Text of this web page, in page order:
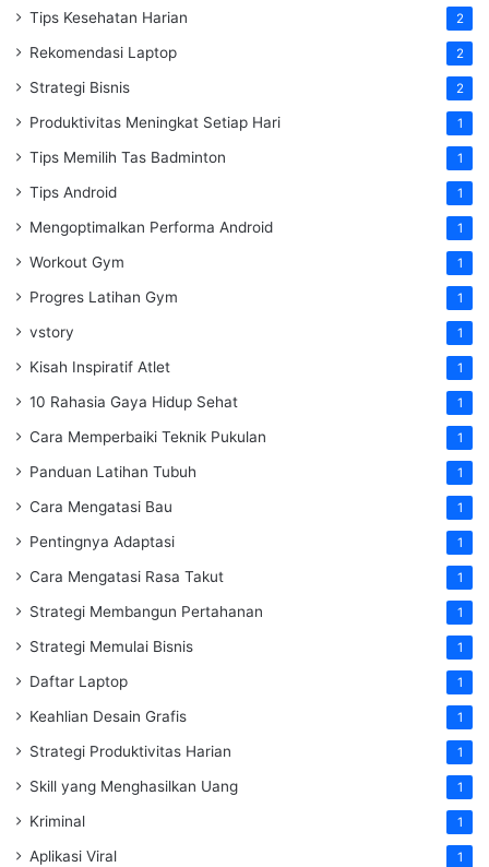
Tips Kesehatan Harian 2
Rekomendasi Laptop 2
Strategi Bisnis 2
Produktivitas Meningkat Setiap Hari 1
Tips Memilih Tas Badminton 1
Tips Android 1
Mengoptimalkan Performa Android 1
Workout Gym 1
Progres Latihan Gym 1
vstory 1
Kisah Inspiratif Atlet 1
10 Rahasia Gaya Hidup Sehat 1
Cara Memperbaiki Teknik Pukulan 1
Panduan Latihan Tubuh 1
Cara Mengatasi Bau 1
Pentingnya Adaptasi 1
Cara Mengatasi Rasa Takut 1
Strategi Membangun Pertahanan 1
Strategi Memulai Bisnis 1
Daftar Laptop 1
Keahlian Desain Grafis 1
Strategi Produktivitas Harian 1
Skill yang Menghasilkan Uang 1
Kriminal 1
Aplikasi Viral 1